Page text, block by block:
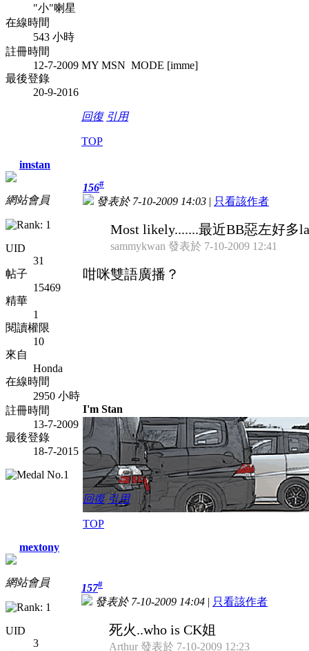
"小"喇星
在線時間
543 小時
註冊時間
12-7-2009
最後登錄
20-9-2016
MY MSN MODE [imme]
回復 引用
TOP
imstan
網站會員
UID
31
帖子
15469
精華
1
閱讀權限
10
來自
Honda
在線時間
2950 小時
註冊時間
13-7-2009
最後登錄
18-7-2015
156#
發表於 7-10-2009 14:03 | 只看該作者
Most likely.......最近BB惡左好多
sammykwan 發表於 7-10-2009 12:41
咁咪雙語廣播？
I'm Stan
回復 引用
TOP
mextony
網站會員
UID
3
157#
發表於 7-10-2009 14:04 | 只看該作者
死火..who is CK姐
Arthur 發表於 7-10-2009 12:23